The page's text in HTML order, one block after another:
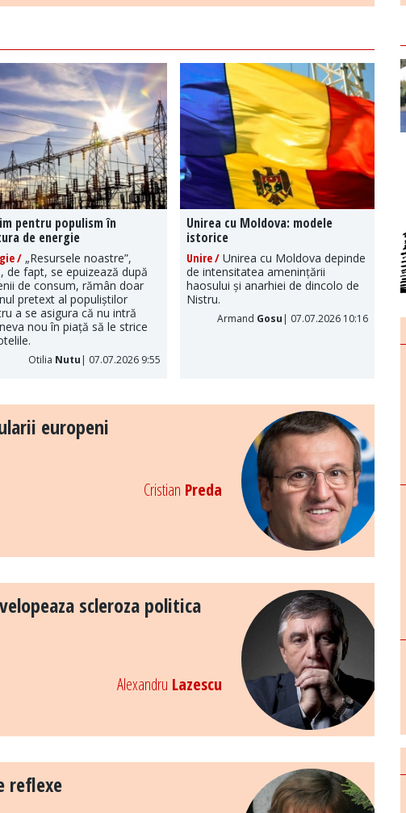
pentru populism în
de energie
/„Resursele noastre”,
de fapt, se epuizează după
de consum, rămân doar
pretext al populiștilor
a se asigura că nu intră
nou în piață să le strice
Otilia Nutu | 07.07.2026 9:55
Unirea cu Moldova: modele
istorice
Unire /Unirea cu Moldova depinde
de intensitatea amenințării
haosului și anarhiei de dincolo de
Nistru.
Armand Gosu | 07.07.2026 10:16
europeni
Cristian Preda
scleroza politica
Alexandru Lazescu
reflexe